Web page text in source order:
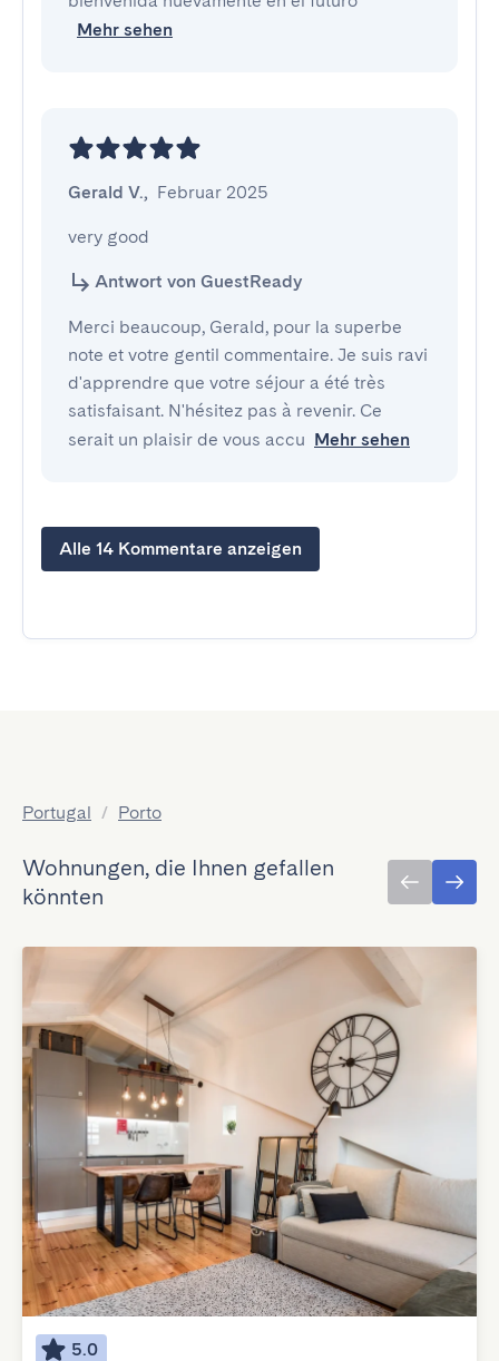
Mehr sehen
Gerald V., Februar 2025
very good
Antwort von GuestReady
Merci beaucoup, Gerald, pour la superbe
note et votre gentil commentaire. Je suis ravi
d'apprendre que votre séjour a été très
satisfaisant. N'hésitez pas à revenir. Ce
serait un plaisir de vous accu Mehr sehen
Alle 14 Kommentare anzeigen
Portugal / Porto
Wohnungen, die Ihnen gefallen
könnten
5.0